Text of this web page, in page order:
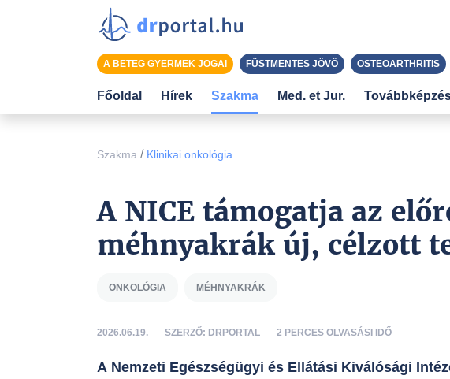
Szakma / Klinikai onkológia
A NICE támogatja az
méhnyakrák új, célzott
ONKOLÓGIA MÉHNYAKRÁK
2026.06.19. SZERZŐ: DRPORTAL 2 PERCES OLVASÁSI IDŐ
A Nemzeti Egészségügyi és Ellátási Kiválósági
A BETEG GYERMEK JOGAI FÜSTMENTES JÖVŐ OSTEOARTHRITIS
Főoldal Hírek Szakma Med. et Jur.